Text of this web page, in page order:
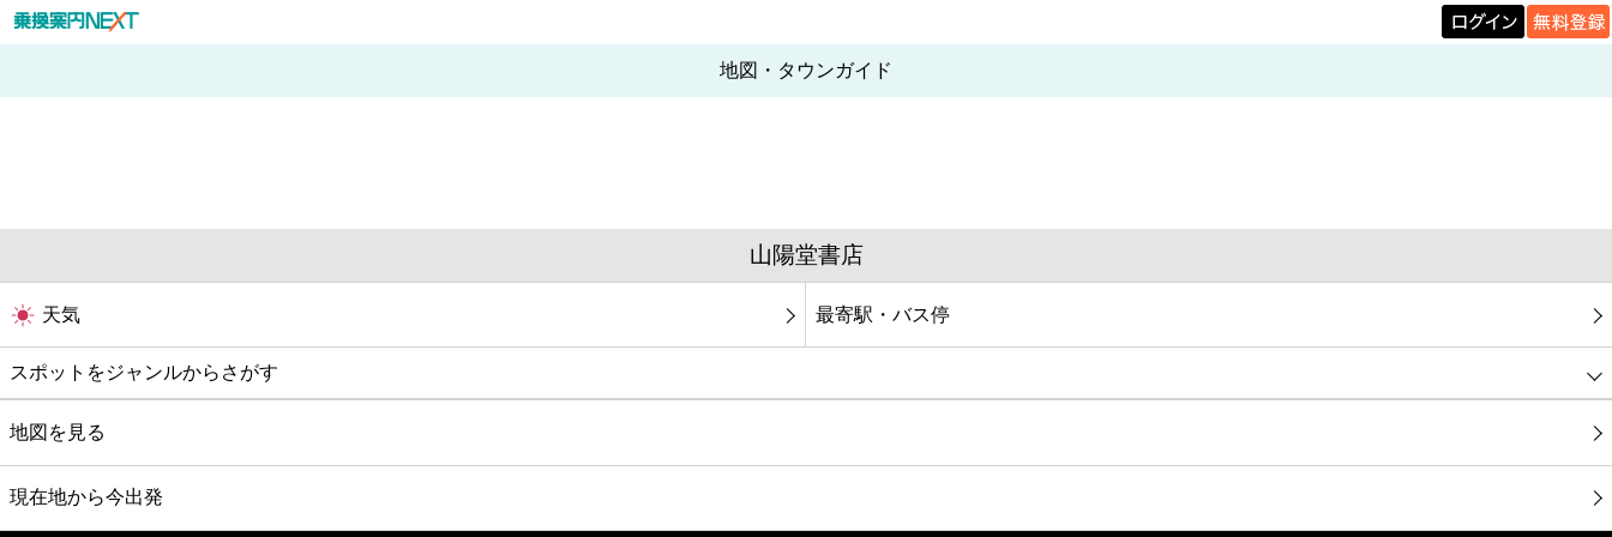
地図・タウンガイド
山陽堂書店
天気 最寄駅・バス停
スポットをジャンルからさがす
グルメ
映画
地図を見る
現在地から今出発